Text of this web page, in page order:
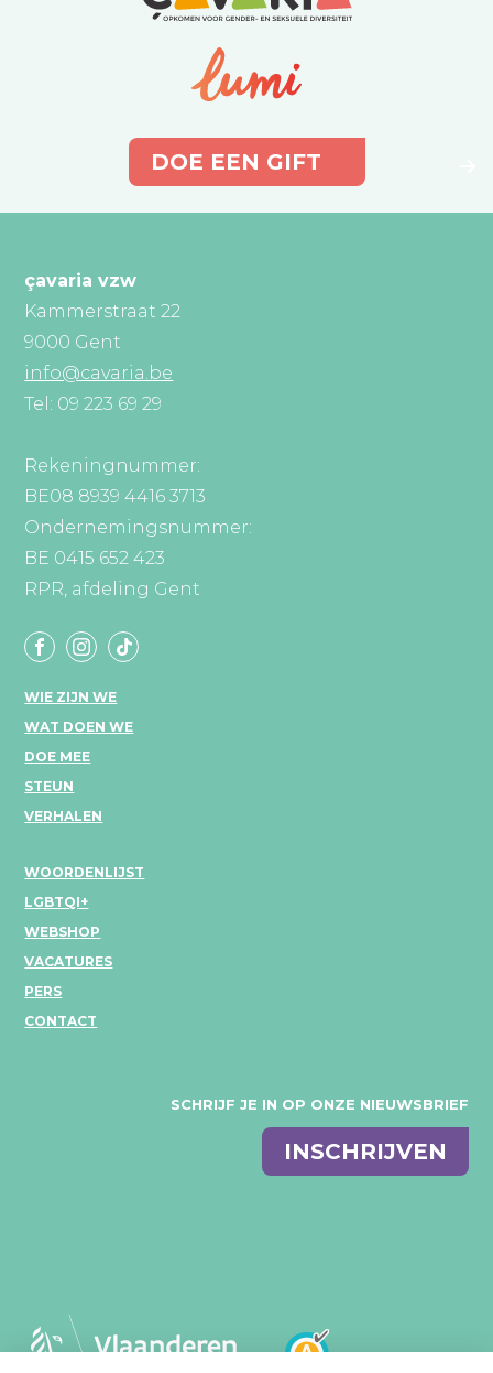
DOE EEN GIFT
çavaria vzw
Kammerstraat 22
9000 Gent
info@cavaria.be
Tel: 09 223 69 29
Rekeningnummer:
BE08 8939 4416 3713
Ondernemingsnummer:
BE 0415 652 423
RPR, afdeling Gent
WIE ZIJN WE
WAT DOEN WE
DOE MEE
STEUN
VERHALEN
WOORDENLIJST
LGBTQI+
WEBSHOP
VACATURES
PERS
CONTACT
SCHRIJF JE IN OP ONZE NIEUWSBRIEF
mail
INSCHRIJVEN